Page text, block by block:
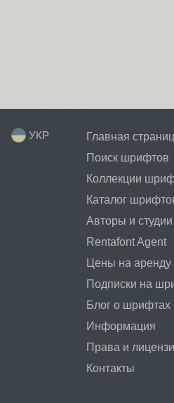
УКР
Главная
Поиск шрифтов
Коллекции
Каталог
Авторы и студии
Rentafont Agent
Цены на аренду
Подписки на
Блог о шрифтах
Информация
Права и
Контакты